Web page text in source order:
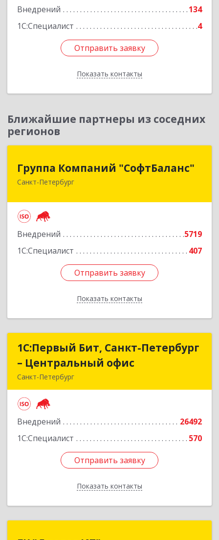
Внедрений
134
1С:Специалист
4
Отправить заявку
Показать контакты
Отправить заявку
Назад
Ближайшие партнеры из соседних
регионов
Группа Компаний "СофтБаланс"
Санкт-Петербург
Внедрений
5719
1С:Специалист
407
Отправить заявку
Показать контакты
Группа Компаний "СофтБаланс"
195112, Санкт-Петербург г, Заневский пр-кт,
Отправить заявку
Назад
1С:Первый Бит, Санкт-Петербург
– Центральный офис
Санкт-Петербург
Внедрений
26492
1С:Специалист
570
Отправить заявку
Показать контакты
1С:Первый Бит, Санкт-Петербург
– Центральный офис
Отправить заявку
Назад